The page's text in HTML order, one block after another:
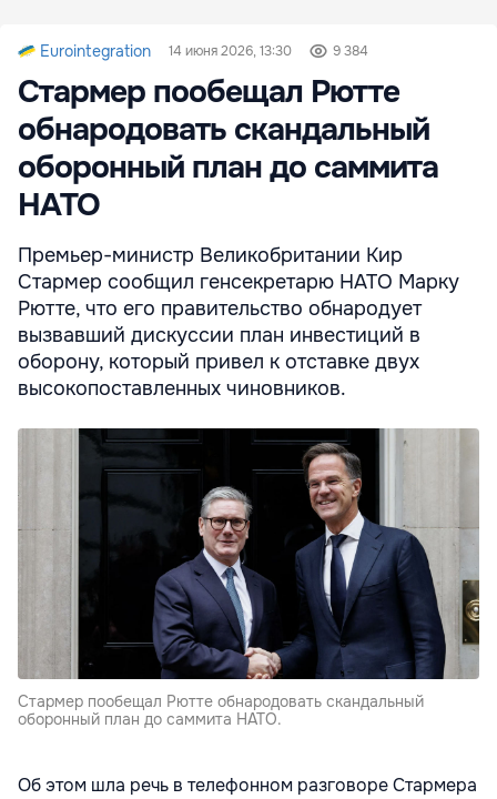
Eurointegration 14 июня 2026, 13:30 9 384
Стармер пообещал Рютте
обнародовать скандальный
оборонный план до саммита
НАТО
Премьер-министр Великобритании Кир
Стармер сообщил генсекретарю НАТО Марку
Рютте, что его правительство обнародует
вызвавший дискуссии план инвестиций в
оборону, который привел к отставке двух
высокопоставленных чиновников.
Стармер пообещал Рютте обнародовать скандальный
оборонный план до саммита НАТО.
Об этом шла речь в телефонном разговоре Стармера